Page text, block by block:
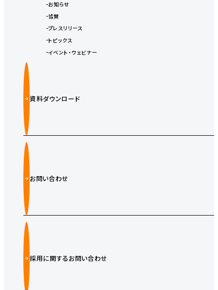
お知らせ
協賛
プレスリリース
トピックス
イベント・ウェビナー
資料ダウンロード
お問い合わせ
採用に関するお問い合わせ